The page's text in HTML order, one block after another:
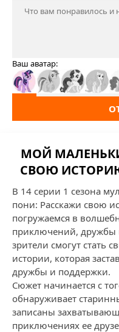
Ваш аватар:
МОЙ
СВОЮ ИСТОРИЮ
В 14 серии 1 сезона
пони: Расскажи свою
погружаемся в
приключений, дружбы
зрители смогут стать
истории, которая
дружбы и поддержки.
Сюжет начинается с
обнаруживает
записаны
приключениях ее